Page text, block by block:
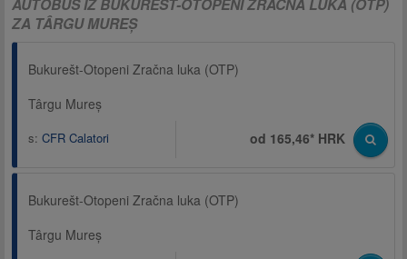
ZA TÂRGU MUREȘ
Bukurešt-Otopeni Zračna luka (OTP)
Târgu Mureș
s: CFR Calatori od 165,46* HRK
Bukurešt-Otopeni Zračna luka (OTP)
Târgu Mureș